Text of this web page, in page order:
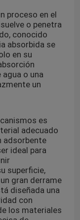
proceso en el
o penetra
conocido
absorbida se
en su
o una
un
es
adecuado
adsorbente
ideal para
superficie,
gran derrame
diseñada una
con
los materiales